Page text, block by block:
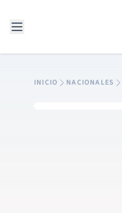
INICIO NACIONALES